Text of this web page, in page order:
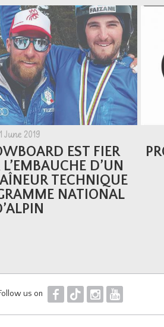
June 2019
EST FIER
D’UN
TECHNIQUE
NATIONAL
us on F T I Y